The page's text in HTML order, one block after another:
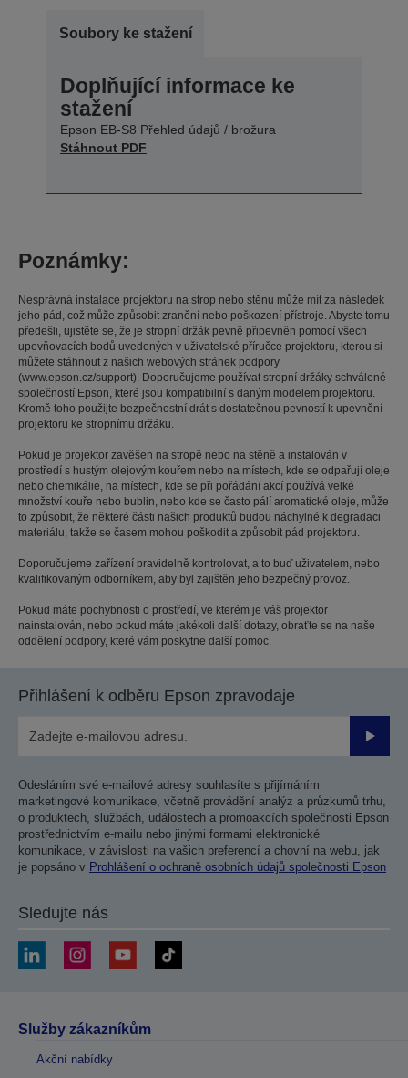
Soubory ke stažení
Doplňující informace ke
stažení
Epson EB-S8 Přehled údajů / brožura
Stáhnout PDF
Poznámky:
Nesprávná instalace projektoru na strop nebo stěnu může mít za následek
jeho pád, což může způsobit zranění nebo poškození přístroje. Abyste tomu
předešli, ujistěte se, že je stropní držák pevně připevněn pomocí všech
upevňovacích bodů uvedených v uživatelské příručce projektoru, kterou si
můžete stáhnout z našich webových stránek podpory
(www.epson.cz/support). Doporučujeme používat stropní držáky schválené
společností Epson, které jsou kompatibilní s daným modelem projektoru.
Kromě toho použijte bezpečnostní drát s dostatečnou pevností k upevnění
projektoru ke stropnímu držáku.
Pokud je projektor zavěšen na stropě nebo na stěně a instalován v
prostředí s hustým olejovým kouřem nebo na místech, kde se odpařují oleje
nebo chemikálie, na místech, kde se při pořádání akcí používá velké
množství kouře nebo bublin, nebo kde se často pálí aromatické oleje, může
to způsobit, že některé části našich produktů budou náchylné k degradaci
materiálu, takže se časem mohou poškodit a způsobit pád projektoru.
Doporučujeme zařízení pravidelně kontrolovat, a to buď uživatelem, nebo
kvalifikovaným odborníkem, aby byl zajištěn jeho bezpečný provoz.
Pokud máte pochybnosti o prostředí, ve kterém je váš projektor
nainstalován, nebo pokud máte jakékoli další dotazy, obraťte se na naše
oddělení podpory, které vám poskytne další pomoc.
Přihlášení k odběru Epson zpravodaje
Odesláním své e-mailové adresy souhlasíte s přijímáním
marketingové komunikace, včetně provádění analýz a průzkumů trhu,
o produktech, službách, událostech a promoakcích společnosti Epson
prostřednictvím e-mailu nebo jinými formami elektronické
komunikace, v závislosti na vašich preferencí a chovní na webu, jak
je popsáno v Prohlášení o ochraně osobních údajů společnosti Epson
Sledujte nás
Služby zákazníkům
Akční nabídky